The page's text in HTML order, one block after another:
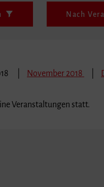
Nach
November 2018
Veranstaltungen statt.